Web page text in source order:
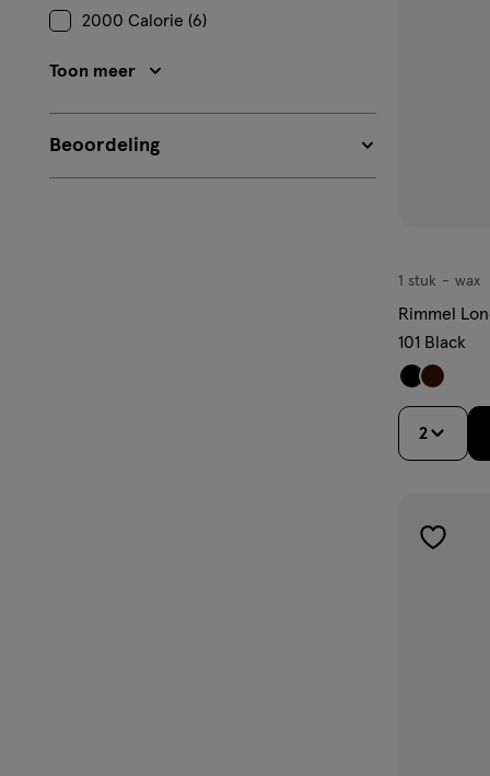
2000 Calorie (6)
Toon meer
Beoordeling
wax
1 stuk wax
Rimmel
101 Black
2